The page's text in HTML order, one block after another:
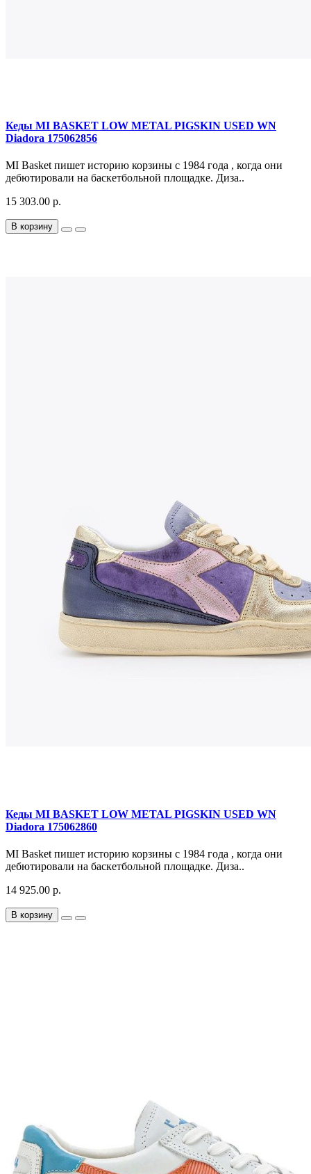
Кеды MI BASKET LOW METAL PIGSKIN USED WN
Diadora 175062856
MI Basket пишет историю корзины с 1984 года , когда они
дебютировали на баскетбольной площадке. Диза..
15 303.00 р.
В корзину
Кеды MI BASKET LOW METAL PIGSKIN USED WN
Diadora 175062860
MI Basket пишет историю корзины с 1984 года , когда они
дебютировали на баскетбольной площадке. Диза..
14 925.00 р.
В корзину